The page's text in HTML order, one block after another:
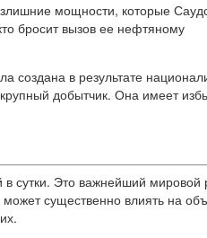
мощности, которые
бросит вызов ее нефтяному
создана в результате
добытчик. Она имеет
сутки. Это важнейший мировой
существенно влиять на